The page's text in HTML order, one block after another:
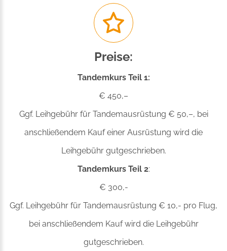
Preise:
Tandemkurs Teil 1:
€ 450,–
Ggf. Leihgebühr für Tandemausrüstung € 50,–, bei
anschließendem Kauf einer Ausrüstung wird die
Leihgebühr gutgeschrieben.
Tandemkurs Teil 2:
€ 300,-
Ggf. Leihgebühr für Tandemausrüstung € 10,- pro Flug,
bei anschließendem Kauf wird die Leihgebühr
gutgeschrieben.